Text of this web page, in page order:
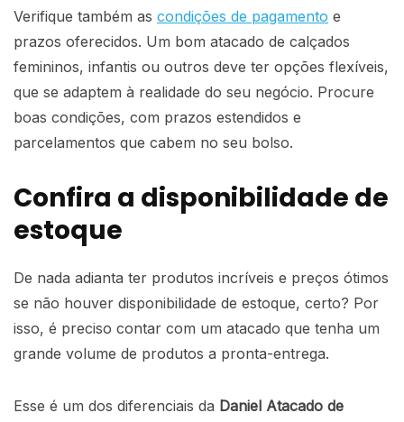
Verifique também as condições de pagamento e
prazos oferecidos. Um bom atacado de calçados
femininos, infantis ou outros deve ter opções flexíveis,
que se adaptem à realidade do seu negócio. Procure
boas condições, com prazos estendidos e
parcelamentos que cabem no seu bolso.
Confira a disponibilidade de
estoque
De nada adianta ter produtos incríveis e preços ótimos
se não houver disponibilidade de estoque, certo? Por
isso, é preciso contar com um atacado que tenha um
grande volume de produtos a pronta-entrega.
Esse é um dos diferenciais da Daniel Atacado de